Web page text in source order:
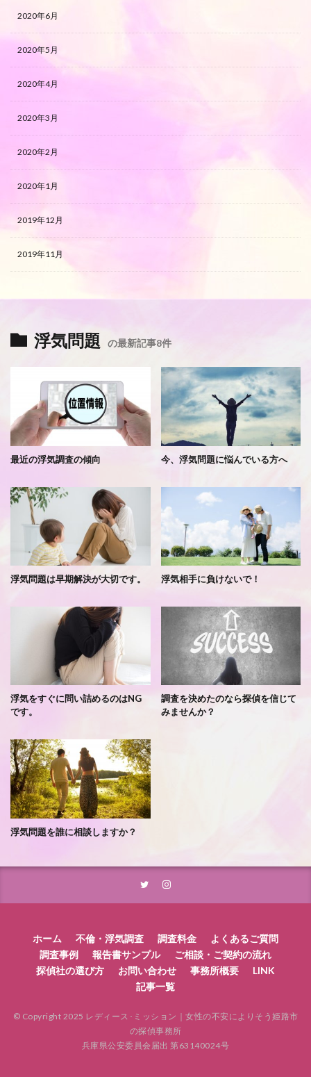
2020年6月
2020年5月
2020年4月
2020年3月
2020年2月
2020年1月
2019年12月
2019年11月
浮気問題 の最新記事8件
最近の浮気調査の傾向 今、浮気問題に悩んでいる方へ
浮気問題は早期解決が大切です。 浮気相手に負けないで！
浮気をすぐに問い詰めるのはNG
です。
調査を決めたのなら探偵を信じて
みませんか？
浮気問題を誰に相談しますか？
ホーム 不倫・浮気調査 調査料金
よくあるご質問
調査事例
報告書サンプル
ご相談・ご契約の流れ
探偵社の選び方
お問い合わせ 事務所概要
LINK
記事一覧
© Copyright 2025 レディース･ミッション｜女性の不安によりそう姫路市
の探偵事務所
兵庫県公安委員会届出 第63140024号